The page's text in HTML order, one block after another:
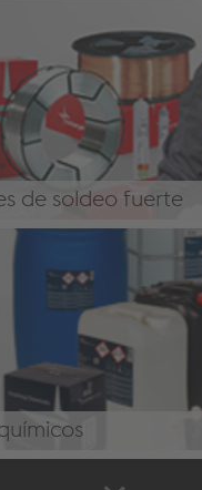
de soldeo fuerte
de soldeo fuerte